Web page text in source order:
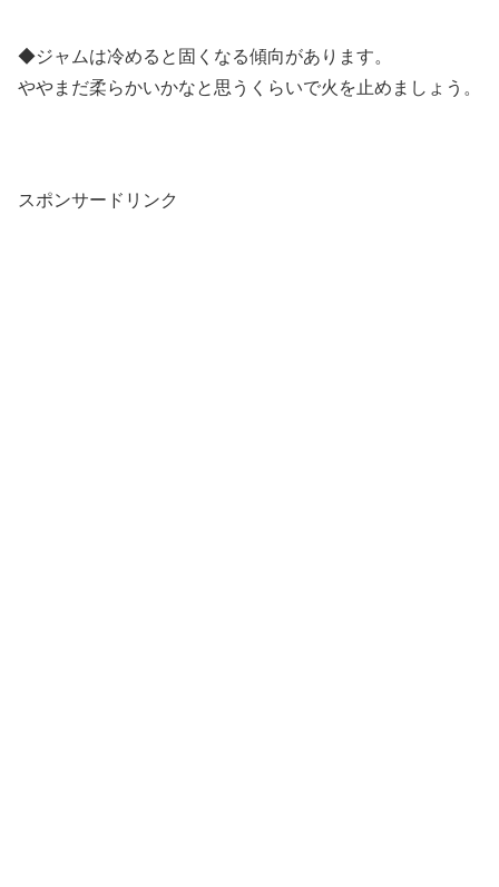
◆ジャムは冷めると固くなる傾向があります。
ややまだ柔らかいかなと思うくらいで火を止めましょう。
スポンサードリンク